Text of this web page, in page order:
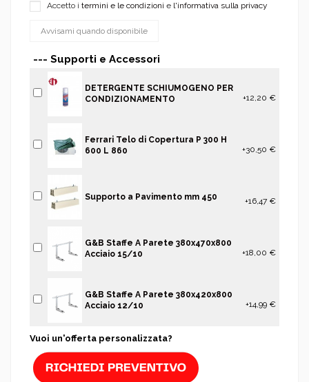
Accetto i termini e le condizioni e l'informativa sulla privacy
--- Supporti e Accessori
DETERGENTE SCHIUMOGENO PER
CONDIZIONAMENTO
+12,20 €
Ferrari Telo di Copertura P 300 H
600 L 860
+30,50 €
Supporto a Pavimento mm 450 +16,47 €
G&B Staffe A Parete 380x470x800
Acciaio 15/10
+18,00 €
G&B Staffe A Parete 380x420x800
Acciaio 12/10
+14,99 €
Vuoi un'offerta personalizzata?